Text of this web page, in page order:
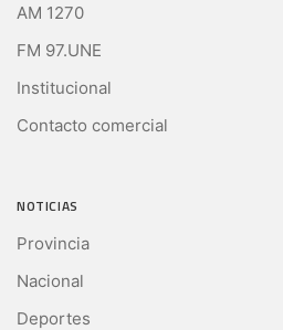
AM 1270
FM 97.UNE
Institucional
Contacto comercial
NOTICIAS
Provincia
Nacional
Deportes